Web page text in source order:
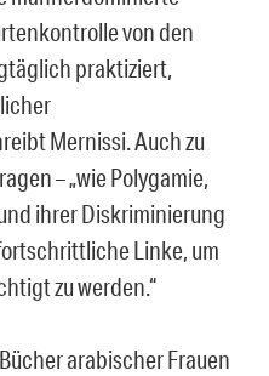
von den
praktiziert,
Mernissi. Auch zu
– „wie Polygamie,
ihrer Diskriminierung
Linke, um
zu werden.“
arabischer Frauen